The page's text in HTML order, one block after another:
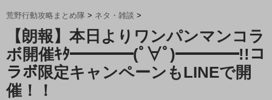
荒野行動攻略まとめ隊 > ネタ・雑談 >
【朗報】本日よりワンパンマンコラ
ボ開催ｷﾀ━━━━(ﾟ∀ﾟ)━━━━!!コ
ラボ限定キャンペーンもLINEで開
催！！